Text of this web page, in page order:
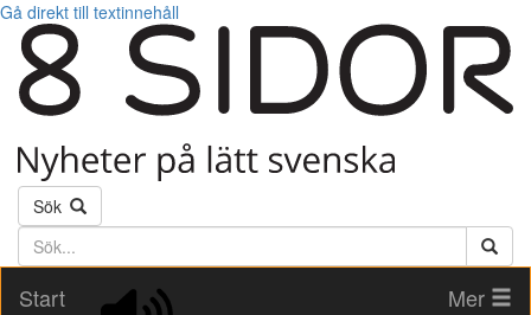
Gå direkt till textinnehåll
Sök
Söktext
Start
Mer